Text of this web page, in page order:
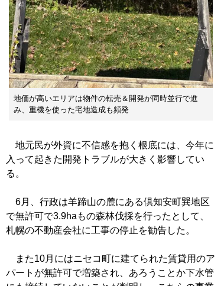
地価が高いエリアは物件の転売＆開発が同時並行で進
み、重機を使った宅地造成も頻発
地元民が外資に不信感を抱く根底には、今年に
入って起きた開発トラブルが大きく影響してい
る。
6月、行政は羊蹄山の麓にある倶知安町巽地区
で無許可で3.9haもの森林伐採を行ったとして、
札幌の不動産会社に工事の停止を勧告した。
また10月にはニセコ町に建てられた賃貸用のア
パートが無許可で増築され、あろうことか下水管